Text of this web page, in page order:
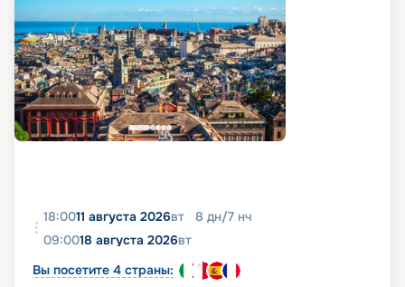
18:0011 августа 2026вт 8 дн/7 нч
09:0018 августа 2026вт
Вы посетите 4 страны: